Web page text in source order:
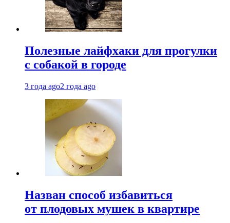
Полезные лайфхаки для прогулки
с собакой в городе
3 года ago2 года ago
Назван способ избавиться
от плодовых мушек в квартире